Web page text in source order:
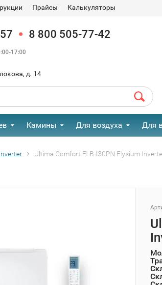
Прайсы Калькуляторы
8 800 505-77-42
17:00
д. 14
Камины Для воздуха Для
Ultima Comfort ELB-I30PN Elysium